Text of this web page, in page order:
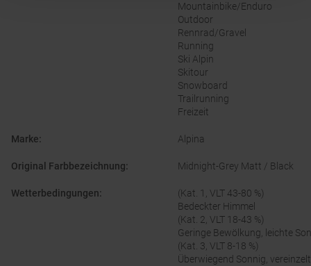
Mountainbike/Enduro
Outdoor
Rennrad/Gravel
Running
Ski Alpin
Skitour
Snowboard
Trailrunning
Freizeit
Marke: Alpina
Original Farbbezeichnung: Midnight-Grey Matt / Black
Wetterbedingungen:
(Kat. 1, VLT 43-80 %)
Bedeckter Himmel
(Kat. 2, VLT 18-43 %)
Geringe Bewölkung, leichte
(Kat. 3, VLT 8-18 %)
Überwiegend Sonnig,